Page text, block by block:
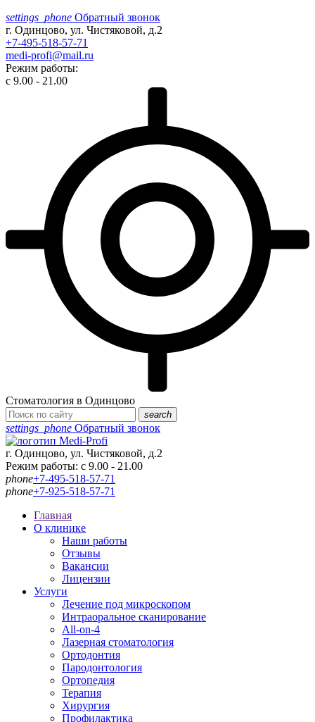
settings_phone Обратный звонок
г. Одинцово, ул. Чистяковой, д.2
+7-495-518-57-71
medi-profi@mail.ru
Режим работы:
с 9.00 - 21.00
Стоматология в Одинцово
search
settings_phone Обратный звонок
г. Одинцово, ул. Чистяковой, д.2
Режим работы: с 9.00 - 21.00
phone+7-495-518-57-71
phone+7-925-518-57-71
Главная
О клинике
Наши работы
Отзывы
Вакансии
Лицензии
Услуги
Лечение под микроскопом
Интраоральное сканирование
All-on-4
Лазерная стоматология
Ортодонтия
Пародонтология
Ортопедия
Терапия
Хирургия
Профилактика